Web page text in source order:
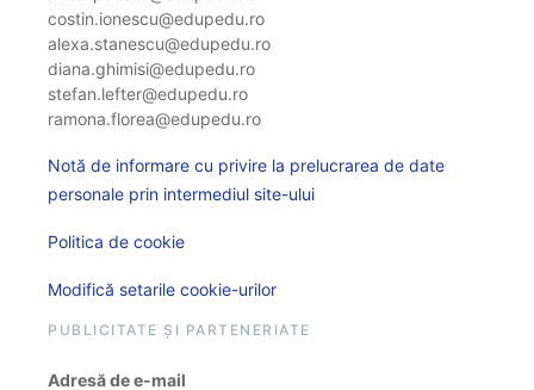
costin.ionescu@edupedu.ro
alexa.stanescu@edupedu.ro
diana.ghimisi@edupedu.ro
stefan.lefter@edupedu.ro
ramona.florea@edupedu.ro
Notă de informare cu privire la prelucrarea de date
personale prin intermediul site-ului
Politica de cookie
Modifică setarile cookie-urilor
PUBLICITATE ȘI PARTENERIATE
Adresă de e-mail